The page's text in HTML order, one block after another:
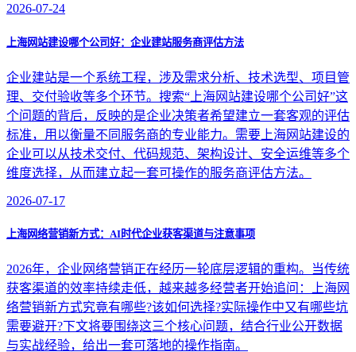
2026-07-24
上海网站建设哪个公司好：企业建站服务商评估方法
企业建站是一个系统工程，涉及需求分析、技术选型、项目管
理、交付验收等多个环节。搜索“上海网站建设哪个公司好”这
个问题的背后，反映的是企业决策者希望建立一套客观的评估
标准，用以衡量不同服务商的专业能力。需要上海网站建设的
企业可以从技术交付、代码规范、架构设计、安全运维等多个
维度选择，从而建立起一套可操作的服务商评估方法。
2026-07-17
上海网络营销新方式：AI时代企业获客渠道与注意事项
2026年，企业网络营销正在经历一轮底层逻辑的重构。当传统
获客渠道的效率持续走低，越来越多经营者开始追问：上海网
络营销新方式究竟有哪些?该如何选择?实际操作中又有哪些坑
需要避开?下文将要围绕这三个核心问题，结合行业公开数据
与实战经验，给出一套可落地的操作指南。